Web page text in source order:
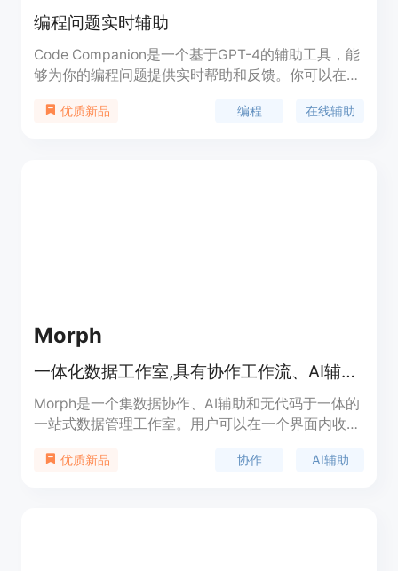
编程问题实时辅助
Code Companion是一个基于GPT-4的辅助工具，能
够为你的编程问题提供实时帮助和反馈。你可以在我
问题。你还可以使用Code Companion生成新的问题
优质新品 编程 在线辅助
Morph
一体化数据工作室,具有协作工作流、AI辅助数据管理
Morph是一个集数据协作、AI辅助和无代码于一体的
一站式数据管理工作室。用户可以在一个界面内收
强大功能,大大简化数据工作流程。
优质新品 协作 AI辅助